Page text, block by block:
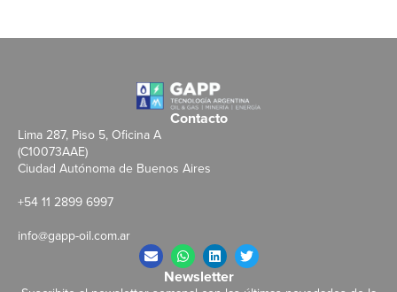
Contacto
Lima 287, Piso 5, Oficina A
(C10073AAE)
Ciudad Autónoma de Buenos Aires
+54 11 2899 6997
info@gapp-oil.com.ar
Newsletter